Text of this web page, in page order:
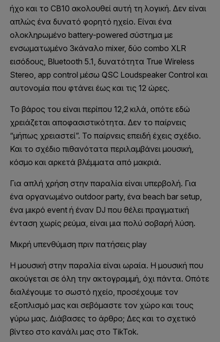
ήχο και το CB10 ακολουθεί αυτή τη λογική. Δεν είναι
απλώς ένα δυνατό φορητό ηχείο. Είναι ένα
ολοκληρωμένο battery-powered σύστημα με
ενσωματωμένο 3κάναλο mixer, δύο combo XLR
εισόδους, Bluetooth 5.1, δυνατότητα True Wireless
Stereo, app control μέσω QSC Loudspeaker Control και
αυτονομία που φτάνει έως και τις 12 ώρες.
Το βάρος του είναι περίπου 12,2 κιλά, οπότε εδώ
χρειάζεται αποφασιστικότητα. Δεν το παίρνεις
“μήπως χρειαστεί”. Το παίρνεις επειδή έχεις σχέδιο.
Και το σχέδιο πιθανότατα περιλαμβάνει μουσική,
κόσμο και αρκετά βλέμματα από μακριά.
Για απλή χρήση στην παραλία είναι υπερβολή. Για
ένα οργανωμένο outdoor party, ένα beach bar setup,
ένα μικρό event ή έναν DJ που θέλει πραγματική
ένταση χωρίς ρεύμα, είναι μια πολύ σοβαρή λύση.
Μικρή υπενθύμιση πριν πατήσεις play
Η μουσική στην παραλία είναι ωραία. Η μουσική που
ακούγεται σε όλη την ακτογραμμή, όχι πάντα. Οπότε
διαλέγουμε το σωστό ηχείο, προσέχουμε τον
εξοπλισμό μας και σεβόμαστε τον χώρο και τους
γύρω μας. Διάβασες το άρθρο; Δες και το σχετικό
βίντεο στο κανάλι μας στο TikTok.